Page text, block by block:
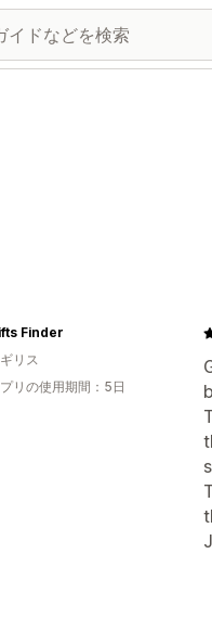
Finder
リス
リの使用期間：5日